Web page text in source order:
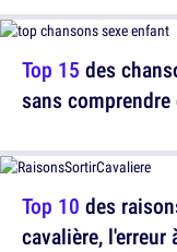
Top 15 des
sans
Top 10 des
cavalière, l'erreur